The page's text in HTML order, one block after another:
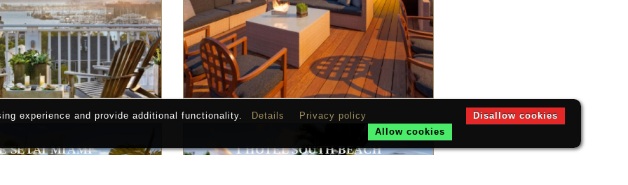
SETAI MIAMI 1 HOTEL SOUTH BEACH
experience and provide additional functionality. Details Privacy policy
Disallow cookies
Allow cookies